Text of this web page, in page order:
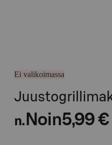
Ei valikoimassa
n. Noin5,99 €